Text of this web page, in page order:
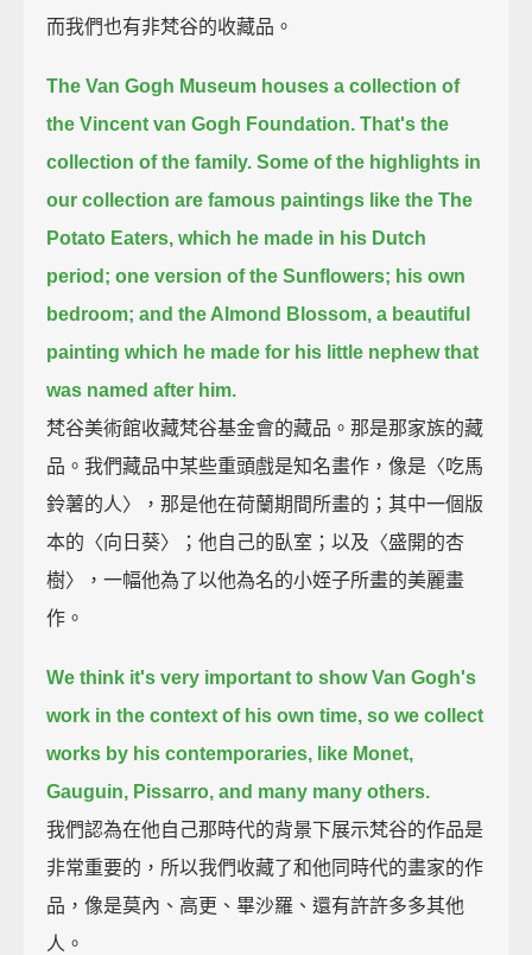
而我們也有非梵谷的收藏品。
The Van Gogh Museum houses a collection of
the Vincent van Gogh Foundation. That's the
collection of the family. Some of the highlights in
our collection are famous paintings like the The
Potato Eaters, which he made in his Dutch
period; one version of the Sunflowers; his own
bedroom; and the Almond Blossom, a beautiful
painting which he made for his little nephew that
was named after him.
梵谷美術館收藏梵谷基金會的藏品。那是那家族的藏
品。我們藏品中某些重頭戲是知名畫作，像是〈吃馬
鈴薯的人〉，那是他在荷蘭期間所畫的；其中一個版
本的〈向日葵〉；他自己的臥室；以及〈盛開的杏
樹〉，一幅他為了以他為名的小姪子所畫的美麗畫
作。
We think it's very important to show Van Gogh's
work in the context of his own time, so we collect
works by his contemporaries, like Monet,
Gauguin, Pissarro, and many many others.
我們認為在他自己那時代的背景下展示梵谷的作品是
非常重要的，所以我們收藏了和他同時代的畫家的作
品，像是莫內、高更、畢沙羅、還有許許多多其他
人。